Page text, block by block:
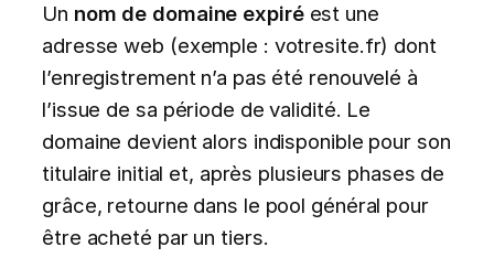
Un nom de domaine expiréest une
adresse web (exemple : votresite.fr) dont
l’enregistrement n’a pas été renouvelé à
l’issue de sa période de validité. Le
domaine devient alors indisponible pour son
titulaire initial et, après plusieurs phases de
grâce, retourne dans le pool général pour
être acheté par un tiers.